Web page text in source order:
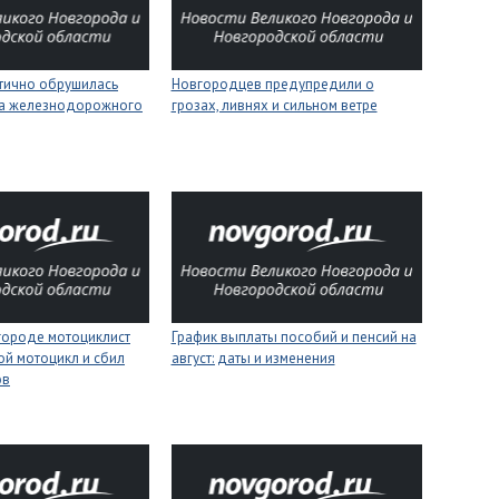
обрушилась
железнодорожного
Новгородцев предупредили о
грозах, ливнях и сильном ветре
мотоциклист
мотоцикл и сбил
График выплаты пособий и пенсий на
август: даты и изменения